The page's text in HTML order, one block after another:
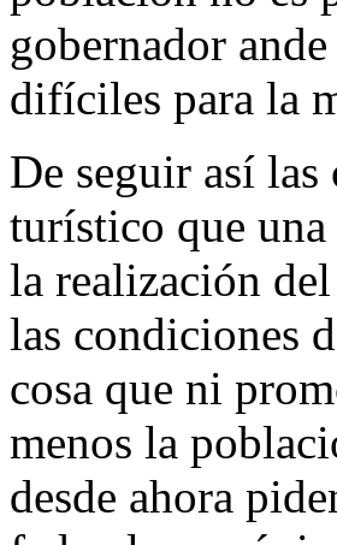
gobernador
difíciles para la
De seguir así las
turístico que una
la realización
las condiciones
cosa que ni
menos la
desde ahora